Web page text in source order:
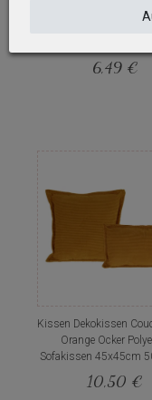
Hase Osterhase
6,49 €
Kissen Dekokissen
Orange Ocker
Sofakissen 45x45cm
10,50 €